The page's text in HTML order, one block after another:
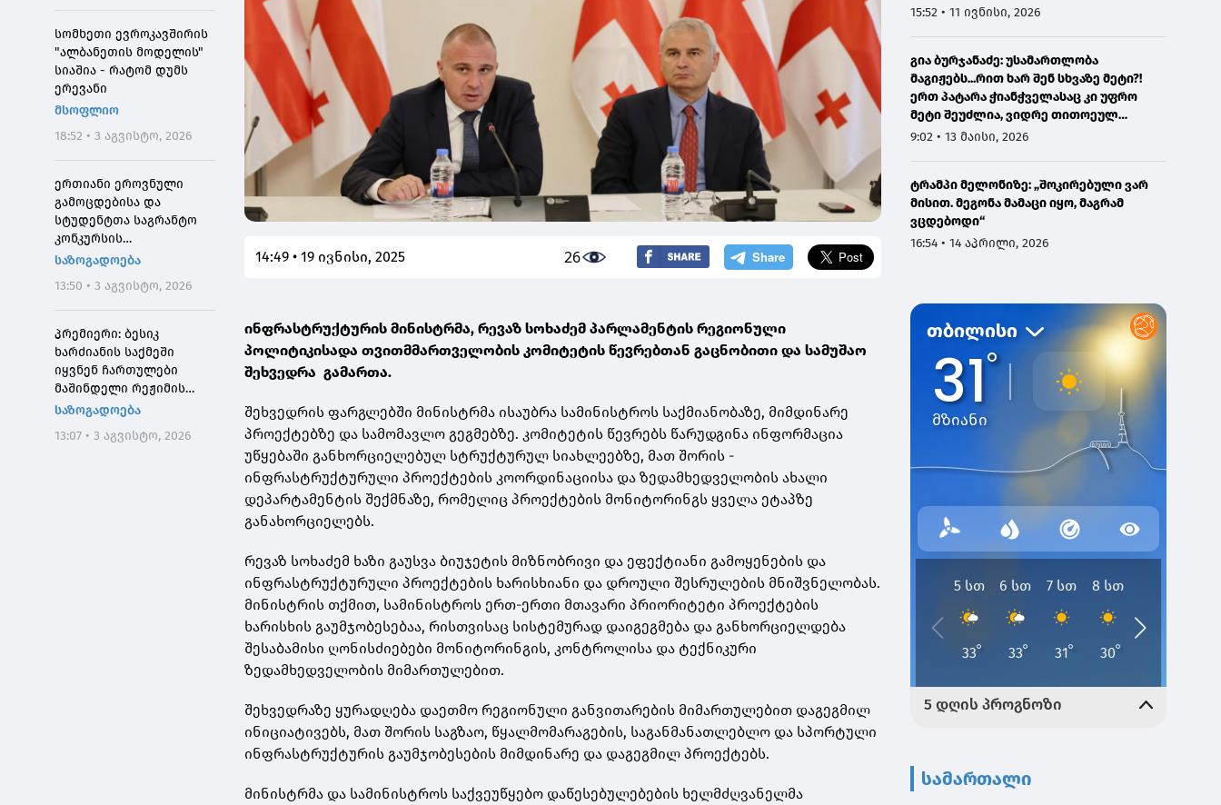
სომხეთი ევროკავშირის
"ალბანეთის მოდელის"
სიაშია - რატომ დუმს
ერევანი
მსოფლიო
18:52 • 3 აგვისტო, 2026
ერთიანი ეროვნული
გამოცდებისა და
სტუდენტთა საგრანტო
კონკურსის
მონაწილეებისთვის
განაცხადების მიღება 4
აგვისტოს 10:00
საათიდან დაიწყება
საზოგადოება
13:50 • 3 აგვისტო, 2026
პრემიერი: ბესიკ
ხარძიანის საქმეში
იყვნენ ჩართულები
მაშინდელი რეჟიმის
მაღალჩინოსნები, ეს
შეგვახსენებს იმას, თუ
საზოგადოება
13:07 • 3 აგვისტო, 2026
14:49 • 19 ივნისი, 2025 26
ინფრასტრუქტურის მინისტრმა, რევაზ სოხაძემ პარლამენტის რეგიონული
პოლიტიკისადა თვითმმართველობის კომიტეტის წევრებთან გაცნობითი და სამუშაო
შეხვედრა გამართა.
შეხვედრის ფარგლებში მინისტრმა ისაუბრა სამინისტროს საქმიანობაზე, მიმდინარე
პროექტებზე და სამომავლო გეგმებზე. კომიტეტის წევრებს წარუდგინა ინფორმაცია
უწყებაში განხორციელებულ სტრუქტურულ სიახლეებზე, მათ შორის -
ინფრასტრუქტურული პროექტების კოორდინაციისა და ზედამხედველობის ახალი
დეპარტამენტის შექმნაზე, რომელიც პროექტების მონიტორინგს ყველა ეტაპზე
განახორციელებს.
რევაზ სოხაძემ ხაზი გაუსვა ბიუჯეტის მიზნობრივი და ეფექტიანი გამოყენების და
ინფრასტრუქტურული პროექტების ხარისხიანი და დროული შესრულების მნიშვნელობას.
მინისტრის თქმით, სამინისტროს ერთ-ერთი მთავარი პრიორიტეტი პროექტების
ხარისხის გაუმჯობესებაა, რისთვისაც სისტემურად დაიგეგმება და განხორციელდება
შესაბამისი ღონისძიებები მონიტორინგის, კონტროლისა და ტექნიკური
ზედამხედველობის მიმართულებით.
შეხვედრაზე ყურადღება დაეთმო რეგიონული განვითარების მიმართულებით დაგეგმილ
ინიციატივებს, მათ შორის საგზაო, წყალმომარაგების, საგანმანათლებლო და სპორტული
ინფრასტრუქტურის გაუმჯობესების მიმდინარე და დაგეგმილ პროექტებს.
მინისტრმა და სამინისტროს საქვეუწყებო დაწესებულებების ხელმძღვანელმა
ონკოლოგთან
15:52 • 11 ივნისი, 2026
გია ბურჯანაძე: უსამართლობა
მაგიჟებს...რით ხარ შენ სხვაზე მეტი?!
ერთ პატარა ჭიანჭველასაც კი უფრო
მეტი შეუძლია, ვიდრე თითოეულ
ჩვენგანს...
9:02 • 13 მაისი, 2026
ტრამპი მელონიზე: „შოკირებული ვარ
მისით. მეგონა მამაცი იყო, მაგრამ
ვცდებოდი“
16:54 • 14 აპრილი, 2026
სამართალი